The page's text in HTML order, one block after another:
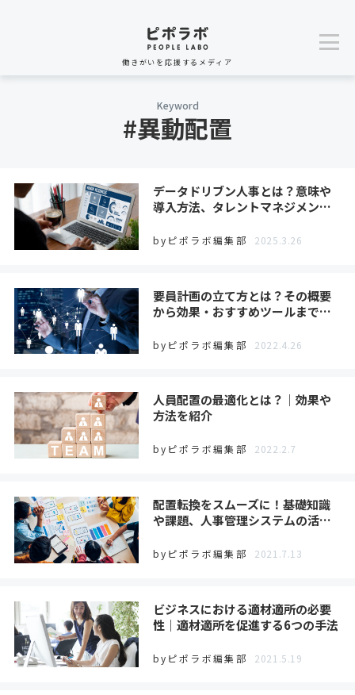
働きがいを応援するメディア
Keyword
#異動配置
データドリブン人事とは？意味や
導入方法、タレントマネジメン…
byピポラボ編集部 2025.3.26
要員計画の立て方とは？その概要
から効果・おすすめツールまで…
byピポラボ編集部 2022.4.26
人員配置の最適化とは？｜効果や
方法を紹介
byピポラボ編集部 2022.2.7
配置転換をスムーズに！基礎知識
や課題、人事管理システムの活…
byピポラボ編集部 2021.7.13
ビジネスにおける適材適所の必要
性｜適材適所を促進する6つの手法
byピポラボ編集部 2021.5.19